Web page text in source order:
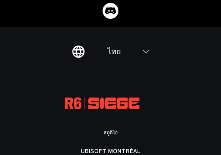
ไทย
สตูดิโอ
UBISOFT MONTRÉAL